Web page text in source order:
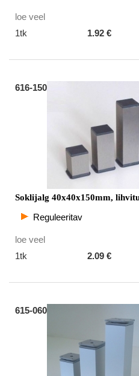
loe veel
1tk
1.92 €
616-150
Soklijalg 40x40x150mm,
Reguleeritav
loe veel
1tk
2.09 €
615-060